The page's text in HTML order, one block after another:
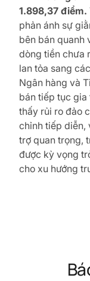
1.898,37 điểm.
phản ánh sự
bên bán quanh
dòng tiền chưa
lan tỏa sang
Ngân hàng và
bán tiếp tục
thấy rủi ro đảo
chỉnh tiếp diễn,
trợ quan trọng,
được kỳ vọng
cho xu hướng